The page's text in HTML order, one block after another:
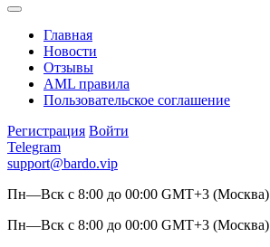
Главная
Новости
Отзывы
AML правила
Пользовательское соглашение
Регистрация Войти
Telegram
support@bardo.vip
Пн—Вск с 8:00 до 00:00 GMT+3 (Москва)
Пн—Вск с 8:00 до 00:00 GMT+3 (Москва)